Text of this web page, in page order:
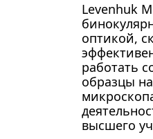
Levenhuk
оптикой,
работать
образцы
высшего